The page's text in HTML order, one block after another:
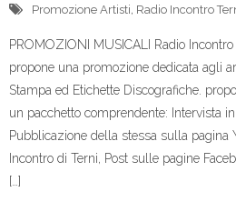
Promozione Artisti Radio Incontro
PROMOZIONI MUSICALI Radio
propone una promozione dedicata agli
Stampa ed Etichette Discografiche.
un pacchetto comprendente: Intervista
Pubblicazione della stessa sulla pagina
Incontro di Terni, Post sulle pagine
[…]